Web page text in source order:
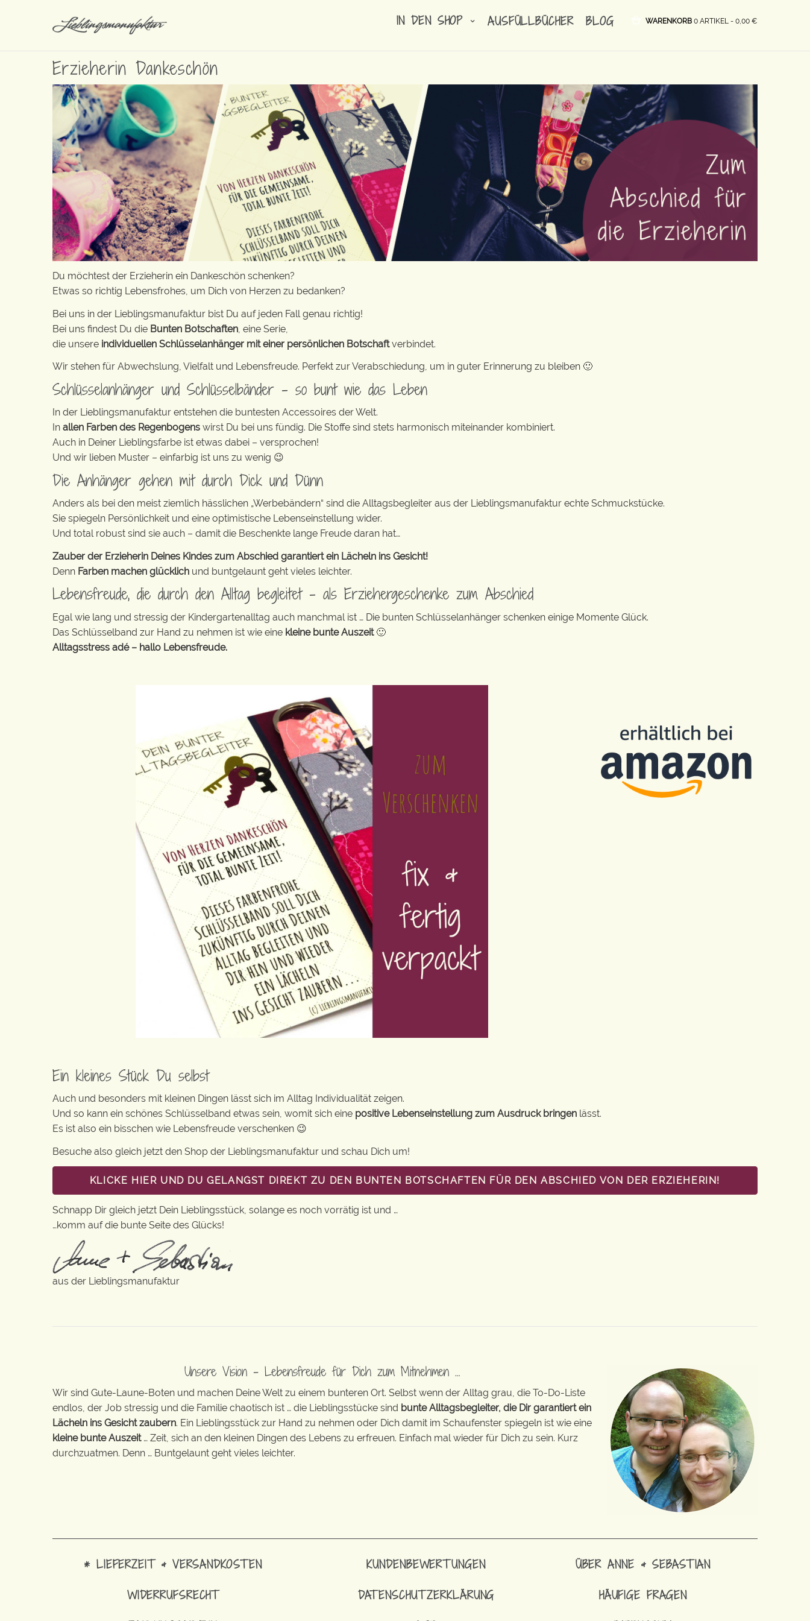
IN DEN SHOP AUSFÜLLBÜCHER BLOG WARENKORB 0 ARTIKEL - 0,00 €
Erzieherin Dankeschön
Du möchtest der Erzieherin ein Dankeschön schenken?
Etwas so richtig Lebensfrohes, um Dich von Herzen zu bedanken?
Bei uns in der Lieblingsmanufaktur bist Du auf jeden Fall genau richtig!
Bei uns findest Du die Bunten Botschaften , eine Serie,
die unsere individuellen Schlüsselanhänger mit einer persönlichen Botschaftverbindet.
Wir stehen für Abwechslung, Vielfalt und Lebensfreude. Perfekt zur Verabschiedung, um in guter Erinnerung zu bleiben 🙂
Schlüsselanhänger und Schlüsselbänder – so bunt wie das Leben
In der Lieblingsmanufaktur entstehen die buntesten Accessoires der Welt.
In allen Farben des Regenbogens wirst Du bei uns fündig. Die Stoffe sind stets harmonisch miteinander kombiniert.
Auch in Deiner Lieblingsfarbe ist etwas dabei – versprochen!
Und wir lieben Muster – einfarbig ist uns zu wenig 😉
Die Anhänger gehen mit durch Dick und Dünn
Anders als bei den meist ziemlich hässlichen „Werbebändern“ sind die Alltagsbegleiter aus der Lieblingsmanufaktur echte Schmuckstücke.
Sie spiegeln Persönlichkeit und eine optimistische Lebenseinstellung wider.
Und total robust sind sie auch – damit die Beschenkte lange Freude daran hat…
Zauber der Erzieherin Deines Kindes zum Abschied garantiert ein Lächeln ins Gesicht!
Denn Farben machen glücklich und buntgelaunt geht vieles leichter.
Lebensfreude, die durch den Alltag begleitet – als Erziehergeschenke zum Abschied
Egal wie lang und stressig der Kindergartenalltag auch manchmal ist … Die bunten Schlüsselanhänger schenken einige Momente Glück.
Das Schlüsselband zur Hand zu nehmen ist wie eine kleine bunte Auszeit🙂
Alltagsstress adé – hallo Lebensfreude.
Ein kleines Stück Du selbst
Auch und besonders mit kleinen Dingen lässt sich im Alltag Individualität zeigen.
Und so kann ein schönes Schlüsselband etwas sein, womit sich eine positive Lebenseinstellung zum Ausdruck bringen lässt.
Es ist also ein bisschen wie Lebensfreude verschenken 😉
Besuche also gleich jetzt den Shop der Lieblingsmanufaktur und schau Dich um!
KLICKE HIER UND DU GELANGST DIREKT ZU DEN BUNTEN BOTSCHAFTEN FÜR DEN ABSCHIED VON DER ERZIEHERIN!
Schnapp Dir gleich jetzt Dein Lieblingsstück, solange es noch vorrätig ist und …
…komm auf die bunte Seite des Glücks!
aus der Lieblingsmanufaktur
Unsere Vision – Lebensfreude für Dich zum Mitnehmen …
Wir sind Gute-Laune-Boten und machen Deine Welt zu einem bunteren Ort. Selbst wenn der Alltag grau, die To-Do-Liste
endlos, der Job stressig und die Familie chaotisch ist … die Lieblingsstücke sind bunte Alltagsbegleiter, die Dir garantiert ein
Lächeln ins Gesicht zaubern. Ein Lieblingsstück zur Hand zu nehmen oder Dich damit im Schaufenster spiegeln ist wie eine
kleine bunte Auszeit… Zeit, sich an den kleinen Dingen des Lebens zu erfreuen. Einfach mal wieder für Dich zu sein. Kurz
durchzuatmen. Denn … Buntgelaunt geht vieles leichter.
* LIEFERZEIT & VERSANDKOSTEN
WIDERRUFSRECHT
KUNDENBEWERTUNGEN
DATENSCHUTZERKLÄRUNG
ÜBER ANNE & SEBASTIAN
HÄUFIGE FRAGEN